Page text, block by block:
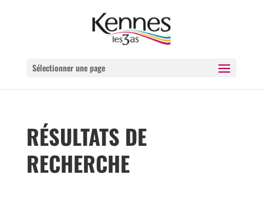
Sélectionner une page
RÉSULTATS DE
RECHERCHE